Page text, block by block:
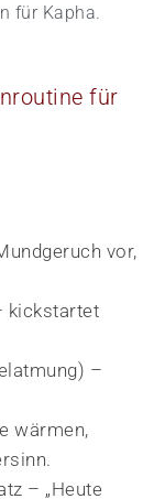
für Kapha.
für
vor,
kickstartet
–
wärmen,
– „Heute